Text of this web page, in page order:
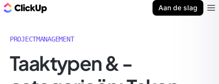
Aan de slag
PROJECTMANAGEMENT
Taaktypen & -